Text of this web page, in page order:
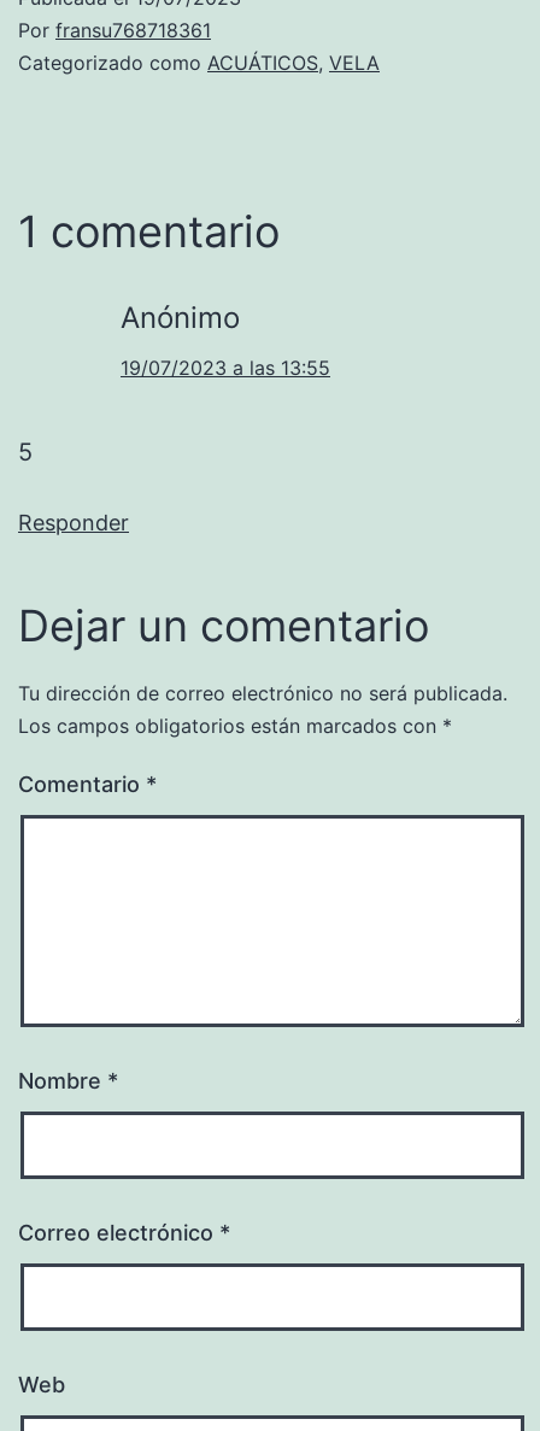
Por fransu768718361
Categorizado como ACUÁTICOS, VELA
1 comentario
Anónimo
19/07/2023 a las 13:55
5
Responder
Dejar un comentario
Tu dirección de correo electrónico no será publicada.
Los campos obligatorios están marcados con *
Comentario *
Nombre *
Correo electrónico *
Web